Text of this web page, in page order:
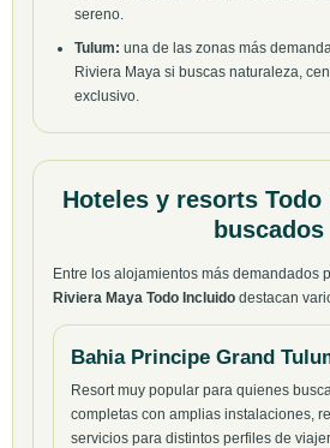
sereno.
Tulum: una de las zonas más
Riviera Maya si buscas naturaleza,
exclusivo.
Hoteles y resorts
buscados
Entre los alojamientos más demandados
Riviera Maya Todo Incluido destacan
Bahia Principe Grand
Resort muy popular para quienes
completas con amplias instalaciones,
servicios para distintos perfiles de